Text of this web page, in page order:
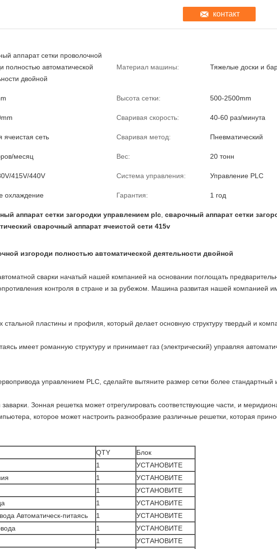
контакт
аппарат сетки проволочной
полностью автоматической
двойной
Материал машины: Тяжелые доски и
Высота сетки: 500-2500mm
Сваривая скорость: 40-60 раз/минута
ячеистая сеть Сваривая метод: Пневматический
месяц Вес: 20 тонн
415V/440V Система управления: Управление PLC
охлаждение Гарантия: 1 год
аппарат сетки загородки управлением plc сварочный аппарат сетки
сварочный аппарат ячеистой сети 415v
изгороди полностью автоматической деятельности двойной
сварки начатый нашей компанией на основании поглощать
контроля в стране и за рубежом. Машина развитая нашей компанией
пластины и профиля, который делает основную структуру твердый и
имеет романную структуру и принимает газ (электрический) управляя
управлением PLC, сделайте вытяните размер сетки более стандартный
Зонная решетка может отрегулировать соответствующие части, и
которое может настроить разнообразие различные решетки, которая
QTY
Блок
1
УСТАНОВИТЕ
1
УСТАНОВИТЕ
1
УСТАНОВИТЕ
1
УСТАНОВИТЕ
Автоматическ-питаясь 1
УСТАНОВИТЕ
1
УСТАНОВИТЕ
1
УСТАНОВИТЕ